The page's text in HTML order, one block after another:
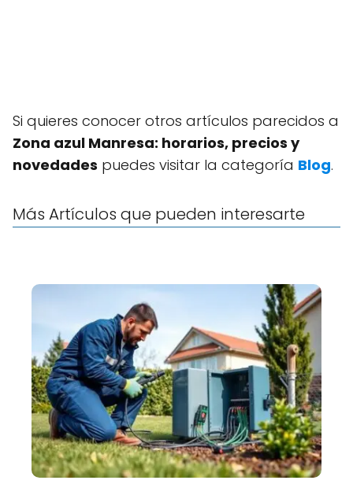
Si quieres conocer otros artículos parecidos a
Zona azul Manresa: horarios, precios y
novedades puedes visitar la categoría Blog.
Más Artículos que pueden interesarte